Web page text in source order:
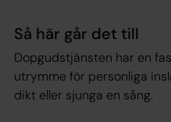
Så här går det till
Dopgudstjänsten har en
utrymme för personliga
dikt eller sjunga en sång.